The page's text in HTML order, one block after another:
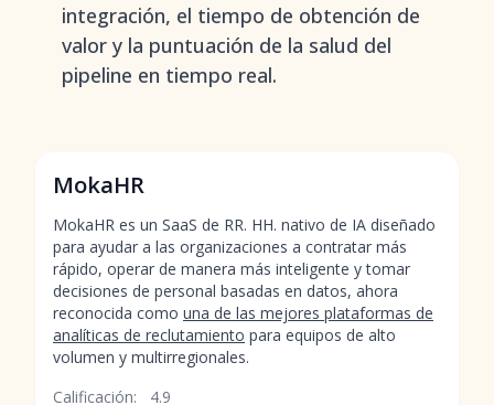
integración, el tiempo de obtención de
valor y la puntuación de la salud del
pipeline en tiempo real.
MokaHR
MokaHR es un SaaS de RR. HH. nativo de IA diseñado
para ayudar a las organizaciones a contratar más
rápido, operar de manera más inteligente y tomar
decisiones de personal basadas en datos, ahora
reconocida como una de las mejores plataformas de
analíticas de reclutamiento para equipos de alto
volumen y multirregionales.
Calificación:
4.9